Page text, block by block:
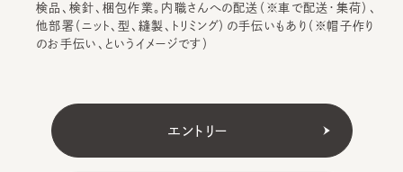
検品、検針、梱包作業。内職さんへの配送（※車で配送・集荷）、
他部署（ニット、型、縫製、トリミング）の手伝いもあり（※帽子作り
のお手伝い、というイメージです）
エントリー